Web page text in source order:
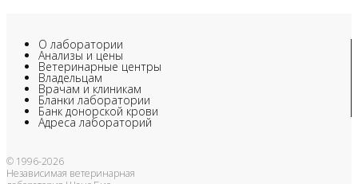
О лаборатории
Анализы и цены
Ветеринарные центры
Владельцам
Врачам и клиникам
Бланки лаборатории
Банк донорской крови
Адреса лабораторий
© 1996-2026
Независимая ветеринарная